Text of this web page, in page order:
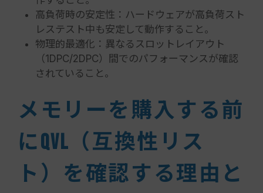
高負荷時の安定性：ハードウェアが高負荷スト
レステスト中も安定して動作すること。
物理的最適化：異なるスロットレイアウト
（1DPC/2DPC）間でのパフォーマンスが確認
されていること。
メモリーを購入する前
にQVL（互換性リス
ト）を確認する理由と